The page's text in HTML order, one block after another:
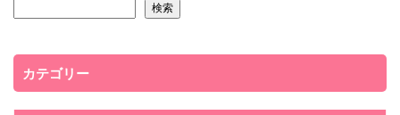
検索
カテゴリー